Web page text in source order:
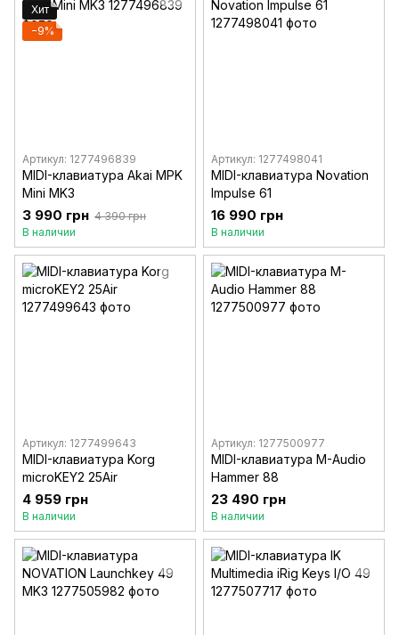
Хит
−9%
Артикул: 1277496839
MIDI-клавиатура Akai MPK
Mini MK3
3 990 грн 4 390 грн
В наличии
Артикул: 1277498041
MIDI-клавиатура Novation
Impulse 61
16 990 грн
В наличии
Артикул: 1277499643
MIDI-клавиатура Korg
microKEY2 25Air
4 959 грн
В наличии
Артикул: 1277500977
MIDI-клавиатура M-Audio
Hammer 88
23 490 грн
В наличии